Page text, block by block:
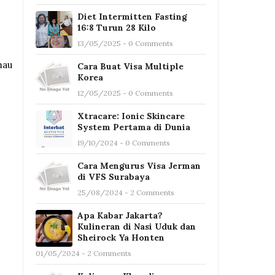
Diet Intermitten Fasting
16:8 Turun 28 Kilo
13/05/2025 - 0 Comments
Cara Buat Visa Multiple
Korea
12/05/2025 - 0 Comments
Xtracare: Ionic Skincare
System Pertama di Dunia
19/10/2024 - 0 Comments
Cara Mengurus Visa Jerman
di VFS Surabaya
25/08/2024 - 2 Comments
Apa Kabar Jakarta?
Kulineran di Nasi Uduk dan
Sheirock Ya Honten
01/05/2024 - 2 Comments